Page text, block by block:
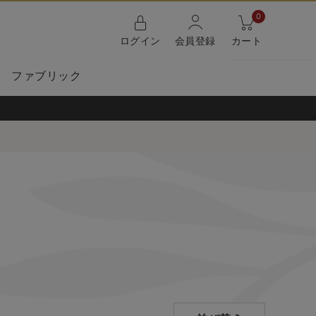
ログイン 会員登録
0
カート
ファブリック